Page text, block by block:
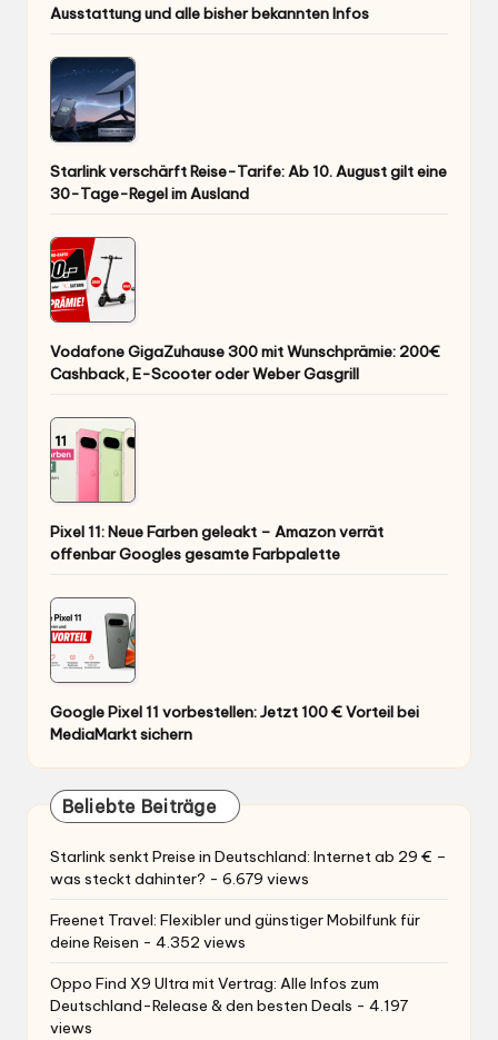
Ausstattung und alle bisher bekannten Infos
Starlink verschärft Reise-Tarife: Ab 10. August gilt eine
30-Tage-Regel im Ausland
Vodafone GigaZuhause 300 mit Wunschprämie: 200€
Cashback, E-Scooter oder Weber Gasgrill
Pixel 11: Neue Farben geleakt – Amazon verrät
offenbar Googles gesamte Farbpalette
Google Pixel 11 vorbestellen: Jetzt 100 € Vorteil bei
MediaMarkt sichern
Beliebte Beiträge
Starlink senkt Preise in Deutschland: Internet ab 29 € –
was steckt dahinter? - 6.679 views
Freenet Travel: Flexibler und günstiger Mobilfunk für
deine Reisen - 4.352 views
Oppo Find X9 Ultra mit Vertrag: Alle Infos zum
Deutschland-Release & den besten Deals - 4.197
views